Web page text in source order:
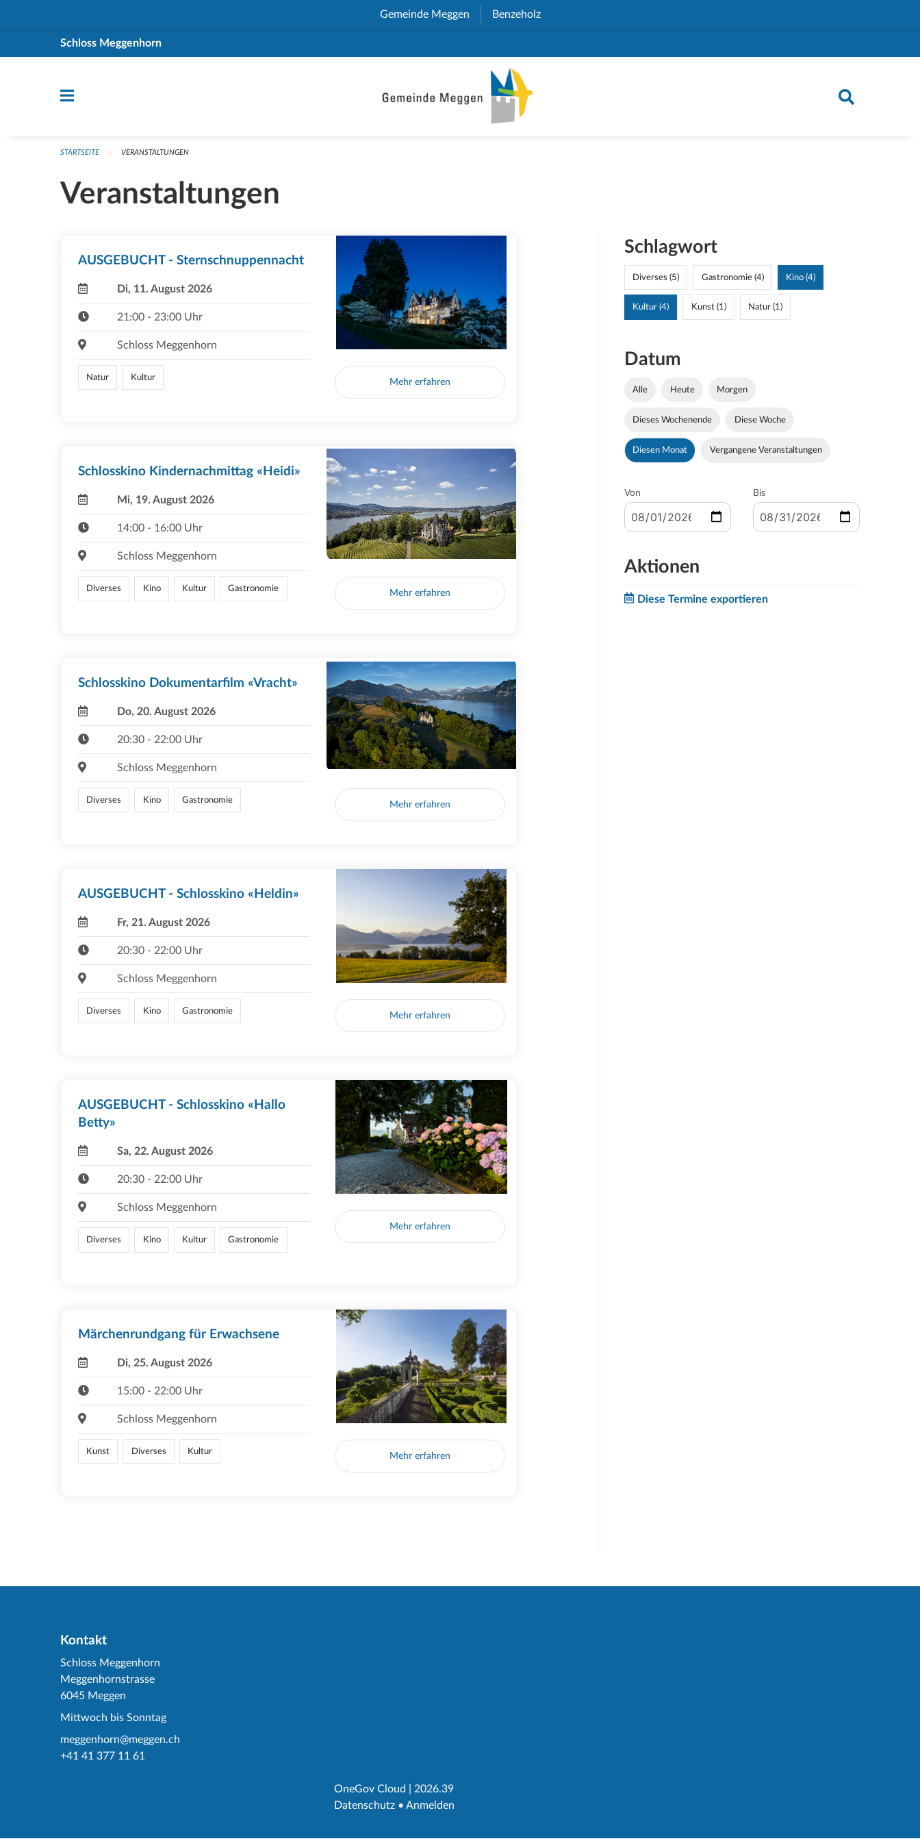
Gemeinde Meggen (External Link)
Benzeholz(External Link)
Schloss Meggenhorn
STARTSEITE VERANSTALTUNGEN
Veranstaltungen
AUSGEBUCHT - Sternschnuppennacht
Di, 11. August 2026
21:00 - 23:00 Uhr
Schloss Meggenhorn
Natur Kultur Mehr erfahren
Schlosskino Kindernachmittag «Heidi»
Mi, 19. August 2026
14:00 - 16:00 Uhr
Schloss Meggenhorn
Diverses Kino Kultur Gastronomie Mehr erfahren
Schlosskino Dokumentarfilm «Vracht»
Do, 20. August 2026
20:30 - 22:00 Uhr
Schloss Meggenhorn
Diverses Kino Gastronomie Mehr erfahren
AUSGEBUCHT - Schlosskino «Heldin»
Fr, 21. August 2026
20:30 - 22:00 Uhr
Schloss Meggenhorn
Diverses Kino Gastronomie Mehr erfahren
AUSGEBUCHT - Schlosskino «Hallo
Betty»
Sa, 22. August 2026
20:30 - 22:00 Uhr
Schloss Meggenhorn
Diverses Kino Kultur Gastronomie
Mehr erfahren
Märchenrundgang für Erwachsene
Di, 25. August 2026
15:00 - 22:00 Uhr
Schloss Meggenhorn
Kunst Diverses Kultur Mehr erfahren
Schlagwort
Diverses (5) Gastronomie (4) Kino (4)
Kultur (4) Kunst (1) Natur (1)
Datum
Alle Heute Morgen
Dieses Wochenende Diese Woche
Diesen Monat Vergangene Veranstaltungen
Von Bis
Aktionen
Diese Termine exportieren
Kontakt
Schloss Meggenhorn
Meggenhornstrasse
6045 Meggen
Mittwoch bis Sonntag
meggenhorn@meggen.ch
+41 41 377 11 61
OneGov Cloud (External Link)
2026.39
Datenschutz (External Link)
Anmelden